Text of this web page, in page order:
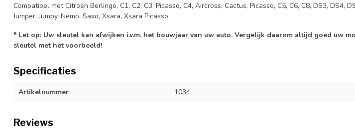
Compatibel met Citroën Berlingo, C1, C2, C3, Picasso, C4, Aircross, Cactus, Picasso, C5, C6, C8, DS3, DS4,
Jumper, Jumpy, Nemo, Saxo, Xsara, Xsara Picasso.
* Let op: Uw sleutel kan afwijken i.v.m. het bouwjaar van uw auto. Vergelijk daarom altijd goed uw
sleutel met het voorbeeld!
Specificaties
Artikelnummer 1034
Reviews